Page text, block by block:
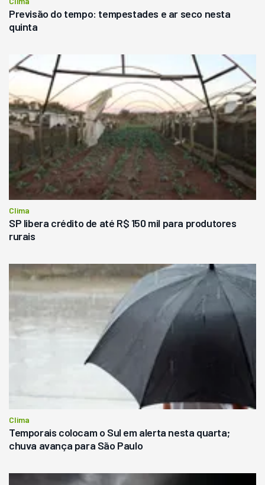
Previsão do tempo: tempestades e ar seco nesta
quinta
Clima
SP libera crédito de até R$ 150 mil para produtores
rurais
Clima
Temporais colocam o Sul em alerta nesta quarta;
chuva avança para São Paulo